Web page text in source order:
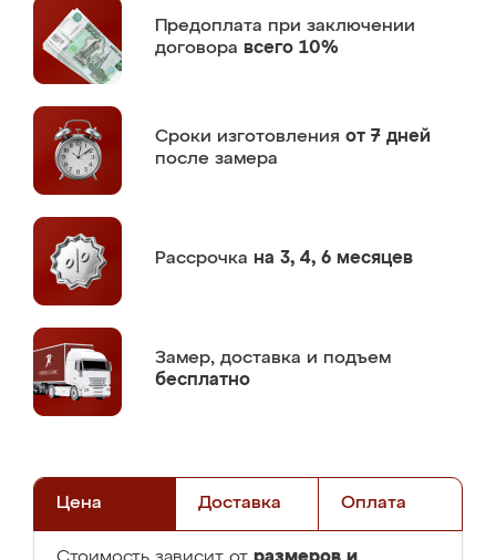
Предоплата при заключении
договора всего 10%
Сроки изготовления от 7 дней
после замера
Рассрочка на 3, 4, 6 месяцев
Замер, доставка и подъем
бесплатно
Цена Доставка Оплата